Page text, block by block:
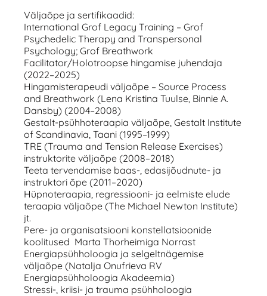
Väljaõpe ja sertifikaadid:
International Grof Legacy Training – Grof
Psychedelic Therapy and Transpersonal
Psychology; Grof Breathwork
Facilitator/Holotroopse hingamise juhendaja
(2022–2025)
Hingamisterapeudi väljaõpe – Source Process
and Breathwork (Lena Kristina Tuulse, Binnie A.
Dansby) (2004–2008)
Gestalt-psühhoteraapia väljaõpe, Gestalt Institute
of Scandinavia, Taani (1995–1999)
TRE (Trauma and Tension Release Exercises)
instruktorite väljaõpe (2008–2018)
Teeta tervendamise baas-, edasijõudnute- ja
instruktori õpe (2011–2020)
Hüpnoteraapia, regressiooni- ja eelmiste elude
teraapia väljaõpe (The Michael Newton Institute)
jt.
Pere- ja organisatsiooni konstellatsioonide
koolitused Marta Thorheimiga Norrast
Energiapsühholoogia ja selgeltnägemise
väljaõpe (Natalja Onufrieva RV
Energiapsühholoogia Akadeemia)
Stressi-, kriisi- ja trauma psühholoogia